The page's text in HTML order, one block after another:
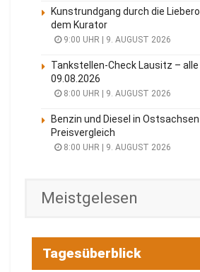
Kunstrundgang durch die
dem Kurator
9:00 UHR | 9. AUGUST 2026
Tankstellen-Check Lausitz –
09.08.2026
8:00 UHR | 9. AUGUST 2026
Benzin und Diesel in
Preisvergleich
8:00 UHR | 9. AUGUST 2026
Meistgelesen
Tagesüberblick